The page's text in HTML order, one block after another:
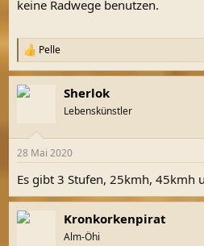
keine Radwege benutzen.
R
e
a
k
e
:
Pelle
Sherlok
Lebenskünstler
28 Mai 2020
Es gibt 3 Stufen, 25kmh, 45kmh
Kronkorkenpirat
Alm-Öhi